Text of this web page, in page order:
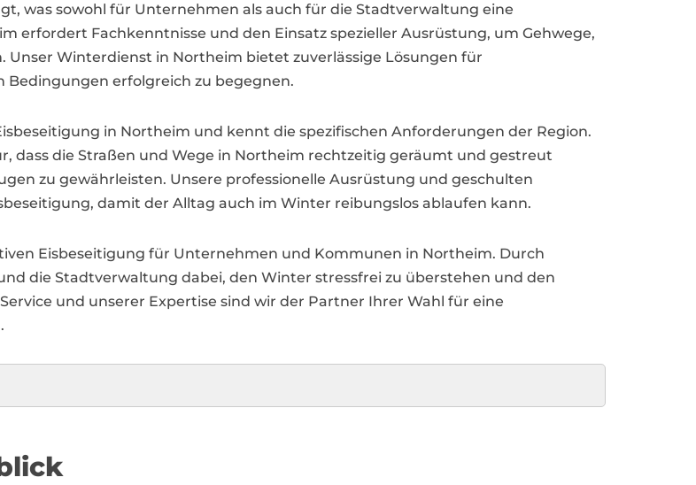
was sowohl für Unternehmen als auch für die Stadtverwaltung eine
erfordert Fachkenntnisse und den Einsatz spezieller Ausrüstung, um Gehwege,
Winterdienst in Northeim bietet zuverlässige Lösungen für
erfolgreich zu begegnen.
in Northeim und kennt die spezifischen Anforderungen der Region.
dass die Straßen und Wege in Northeim rechtzeitig geräumt und gestreut
zu gewährleisten. Unsere professionelle Ausrüstung und geschulten
damit der Alltag auch im Winter reibungslos ablaufen kann.
Eisbeseitigung für Unternehmen und Kommunen in Northeim. Durch
die Stadtverwaltung dabei, den Winter stressfrei zu überstehen und den
und unserer Expertise sind wir der Partner Ihrer Wahl für eine